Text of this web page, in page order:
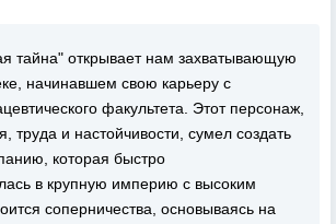
тайна" открывает нам захватывающую
начинавшем свою карьеру с
факультета. Этот персонаж,
труда и настойчивости, сумел создать
которая быстро
в крупную империю с высоким
соперничества, основываясь на